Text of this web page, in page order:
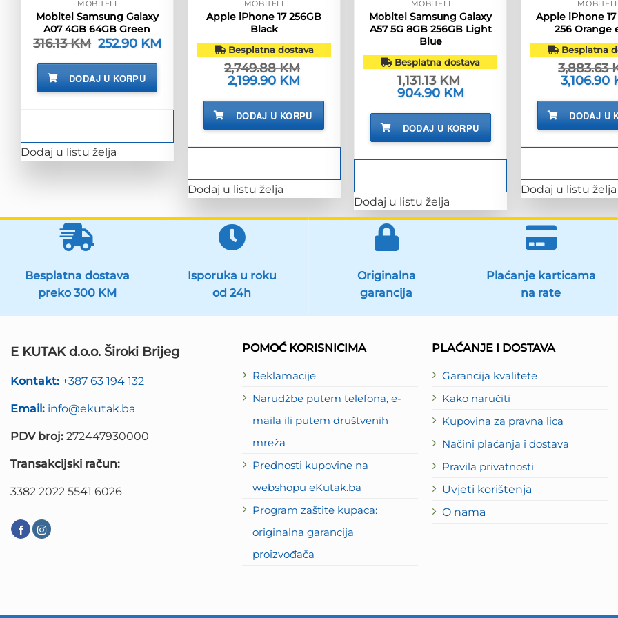
MOBITELI
Mobitel Samsung Galaxy
A07 4GB 64GB Green
316.13KM Izvorna
cijena
bila
316.13 KM.
252.90 KM Trenutna
DODAJ U KORPU
Dodaj u listu želja
MOBITELI
Apple iPhone 17 256GB
Black
Besplatna dostava
2,749.88KM
Izvorna
cijena
bila
2,749.88 KM.
2,199.90 KM
je:
DODAJ U KORPU
Dodaj u listu želja
MOBITELI
Mobitel Samsung Galaxy
A57 5G 8GB 256GB Light
Blue
Besplatna dostava
1,131.13KM
Izvorna
cijena
bila
1,131.13 KM.
904.90 KM
je:
DODAJ U KORPU
Dodaj u listu želja
MOBITELI
Apple iPhone
256 Orange
Besplatna
3,883.63
Izvorna
cijena
bila
3,883.63
3,106.90
DODAJ U
Dodaj u listu želja
Besplatna dostava
preko 300 KM
Isporuka u roku
od 24h
Originalna
garancija
Plaćanje karticama
na rate
E KUTAK d.o.o. Široki Brijeg
Kontakt: +387 63 194 132
Email: info@ekutak.ba
PDV broj: 272447930000
Transakcijski račun:
3382 2022 5541 6026
POMOĆ KORISNICIMA
Reklamacije
Narudžbe putem telefona, e-
maila ili putem društvenih
mreža
Prednosti kupovine na
webshopu eKutak.ba
Program zaštite kupaca:
originalna garancija
proizvođača
PLAĆANJE I DOSTAVA
Garancija kvalitete
Kako naručiti
Kupovina za pravna lica
Načini plaćanja i dostava
Pravila privatnosti
Uvjeti korištenja
O nama